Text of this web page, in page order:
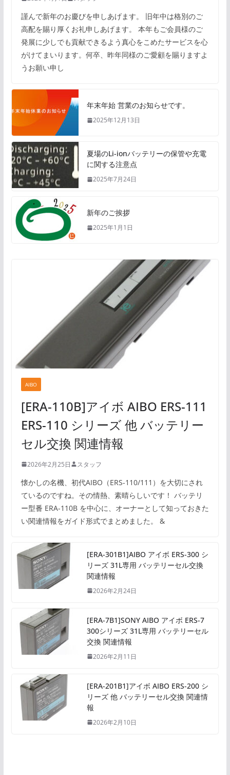
謹んで新年のお慶びを申しあげます。 旧年中は格別のご
高配を賜り厚くお礼申しあげます。 本年もご会員様のご
発展に少しでも貢献できるよう真心をこめたサービスを心
がけてまいります。何卒、昨年同様のご愛顧を賜りますよ
うお願い申し
年末年始 営業のお知らせです。
2025年12月13日
夏場のLi-ionバッテリーの保管や充電
に関する注意点
2025年7月24日
新年のご挨拶
2025年1月1日
AIBO
[ERA-110B]アイボ AIBO ERS-111
ERS-110 シリーズ 他 バッテリー
セル交換 関連情報
2026年2月25日 スタッフ
懐かしの名機、初代AIBO（ERS-110/111）を大切にされ
ているのですね。その情熱、素晴らしいです！ バッテリ
ー型番 ERA-110B を中心に、オーナーとして知っておきた
い関連情報をガイド形式でまとめました。 &
[ERA-301B1]AIBO アイボ ERS-300 シ
リーズ 31L専用 バッテリーセル交換
関連情報
2026年2月24日
[ERA-7B1]SONY AIBO アイボ ERS-7
300シリーズ 31L専用 バッテリーセル
交換 関連情報
2026年2月11日
[ERA-201B1]アイボ AIBO ERS-200 シ
リーズ 他 バッテリーセル交換 関連情
報
2026年2月10日